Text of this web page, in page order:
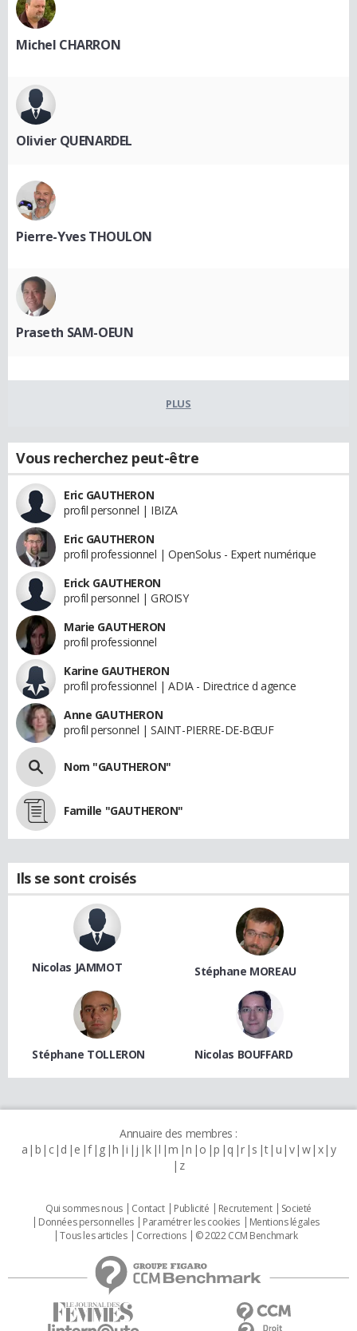
Michel CHARRON
Olivier QUENARDEL
Pierre-Yves THOULON
Praseth SAM-OEUN
PLUS
Vous recherchez peut-être
Eric GAUTHERON
profil personnel | IBIZA
Eric GAUTHERON
profil professionnel | OpenSolus - Expert numérique
Erick GAUTHERON
profil personnel | GROISY
Marie GAUTHERON
profil professionnel
Karine GAUTHERON
profil professionnel | ADIA - Directrice d agence
Anne GAUTHERON
profil personnel | SAINT-PIERRE-DE-BŒUF
Nom "GAUTHERON"
Famille "GAUTHERON"
Ils se sont croisés
Nicolas JAMMOT Stéphane MOREAU
Stéphane TOLLERON Nicolas BOUFFARD
Annuaire des membres :
a b c d e f g h i j k l m n o p q r s t u v w x y
z
Qui sommes nous Contact Publicité Recrutement
Societé
Données personnelles
Paramétrer les cookies
Mentions légales
Tous les articles
Corrections © 2022 CCM Benchmark